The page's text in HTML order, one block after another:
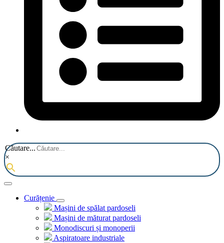
Căutare...
×
Curățenie
Mașini de spălat pardoseli
Mașini de măturat pardoseli
Monodiscuri și monoperii
Aspiratoare industriale